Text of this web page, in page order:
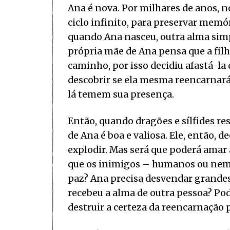
Ana é nova. Por milhares de anos,
ciclo infinito, para preservar
quando Ana nasceu, outra alma
própria mãe de Ana pensa que a
caminho, por isso decidiu afastá-
descobrir se ela mesma
lá temem sua presença.
Então, quando dragões e sílfides
de Ana é boa e valiosa. Ele, então,
explodir. Mas será que poderá
que os inimigos – humanos ou
paz? Ana precisa desvendar
recebeu a alma de outra pessoa?
destruir a certeza da reencarnação